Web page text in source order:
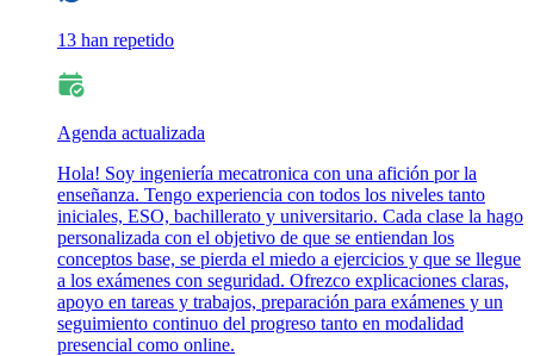
13 han repetido
Agenda actualizada
Hola! Soy ingeniería mecatronica con una afición por la
enseñanza. Tengo experiencia con todos los niveles tanto
iniciales, ESO, bachillerato y universitario. Cada clase la hago
personalizada con el objetivo de que se entiendan los
conceptos base, se pierda el miedo a ejercicios y que se llegue
a los exámenes con seguridad. Ofrezco explicaciones claras,
apoyo en tareas y trabajos, preparación para exámenes y un
seguimiento continuo del progreso tanto en modalidad
presencial como online.